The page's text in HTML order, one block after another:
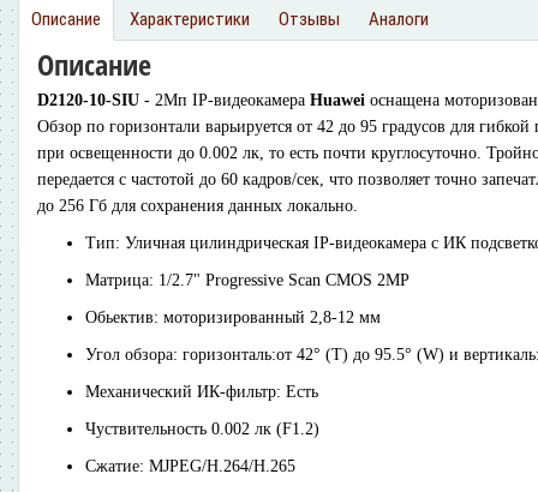
Описание Характеристики Отзывы Аналоги
Описание
D2120-10-SIU - 2Мп IP-видеокамера Huawei оснащена
Обзор по горизонтали варьируется от 42 до 95 градусов для
при освещенности до 0.002 лк, то есть почти круглосуточно.
передается с частотой до 60 кадров/сек, что позволяет точно
до 256 Гб для сохранения данных локально.
Тип: Уличная цилиндрическая IP-видеокамера с ИК
Матрица: 1/2.7" Progressive Scan CMOS 2MP
Обьектив: моторизированный 2,8-12 мм
Угол обзора: горизонталь:от 42° (T) до 95.5° (W) и
Механический ИК-фильтр: Есть
Чуствительность 0.002 лк (F1.2)
Сжатие: MJPEG/H.264/H.265